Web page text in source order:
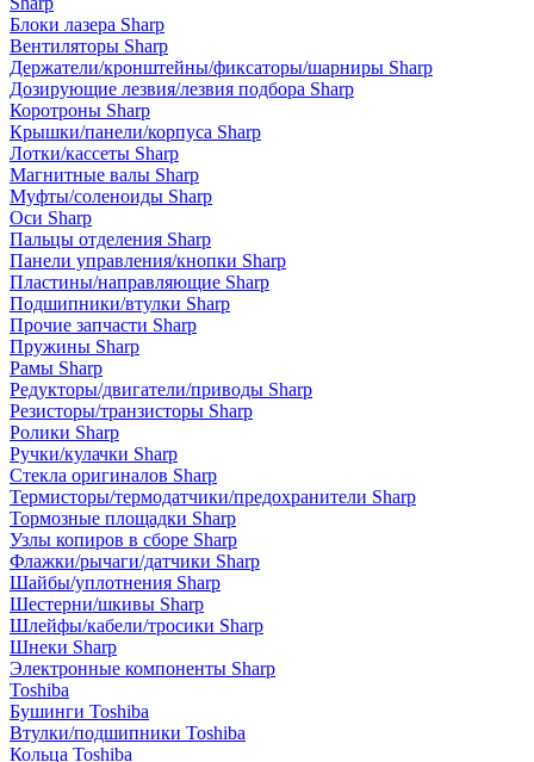
Блоки лазера Sharp
Вентиляторы Sharp
Держатели/кронштейны/фиксаторы/шарниры Sharp
Дозирующие лезвия/лезвия подбора Sharp
Коротроны Sharp
Крышки/панели/корпуса Sharp
Лотки/кассеты Sharp
Магнитные валы Sharp
Муфты/соленоиды Sharp
Оси Sharp
Пальцы отделения Sharp
Панели управления/кнопки Sharp
Пластины/направляющие Sharp
Подшипники/втулки Sharp
Прочие запчасти Sharp
Пружины Sharp
Рамы Sharp
Редукторы/двигатели/приводы Sharp
Резисторы/транзисторы Sharp
Ролики Sharp
Ручки/кулачки Sharp
Стекла оригиналов Sharp
Термисторы/термодатчики/предохранители Sharp
Тормозные площадки Sharp
Узлы копиров в сборе Sharp
Флажки/рычаги/датчики Sharp
Шайбы/уплотнения Sharp
Шестерни/шкивы Sharp
Шлейфы/кабели/тросики Sharp
Шнеки Sharp
Электронные компоненты Sharp
Toshiba
Бушинги Toshiba
Втулки/подшипники Toshiba
Кольца Toshiba